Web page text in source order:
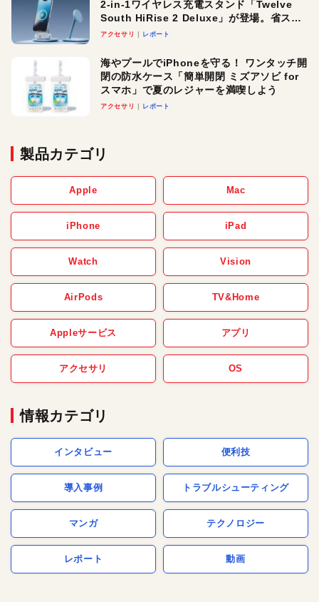
2-in-1ワイヤレス充電スタンド「Twelve
South HiRise 2 Deluxe」が登場。省スペ
ースでおしゃれに充電したい人にオスス
アクセサリ レポート
海やプールでiPhoneを守る！ ワンタッチ開
閉の防水ケース「簡単開閉 ミズアソビ for
スマホ」で夏のレジャーを満喫しよう
アクセサリ レポート
製品カテゴリ
Apple Mac
iPhone iPad
Watch Vision
AirPods TV&Home
Appleサービス アプリ
アクセサリ OS
情報カテゴリ
インタビュー 便利技
導入事例 トラブルシューティング
マンガ テクノロジー
レポート 動画